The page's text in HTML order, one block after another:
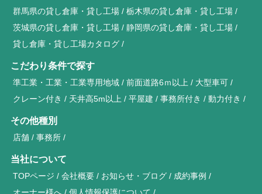
群馬県の貸し倉庫・貸し工場
栃木県の貸し倉庫・貸し工場
茨城県の貸し倉庫・貸し工場
静岡県の貸し倉庫・貸し工場
貸し倉庫・貸し工場カタログ
こだわり条件で探す
準工業・工業・工業専用地域 前面道路6ｍ以上
大型車可
クレーン付き
天井高5m以上 平屋建 事務所付き 動力付き
その他種別
店舗 事務所
当社について
TOPページ 会社概要 お知らせ・ブログ
成約事例